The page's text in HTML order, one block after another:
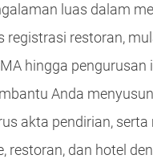
luas dalam
registrasi restoran,
hingga pengurusan
Anda
akta pendirian, serta
restoran, dan hotel